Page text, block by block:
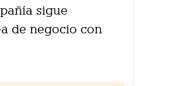
sigue
de negocio con